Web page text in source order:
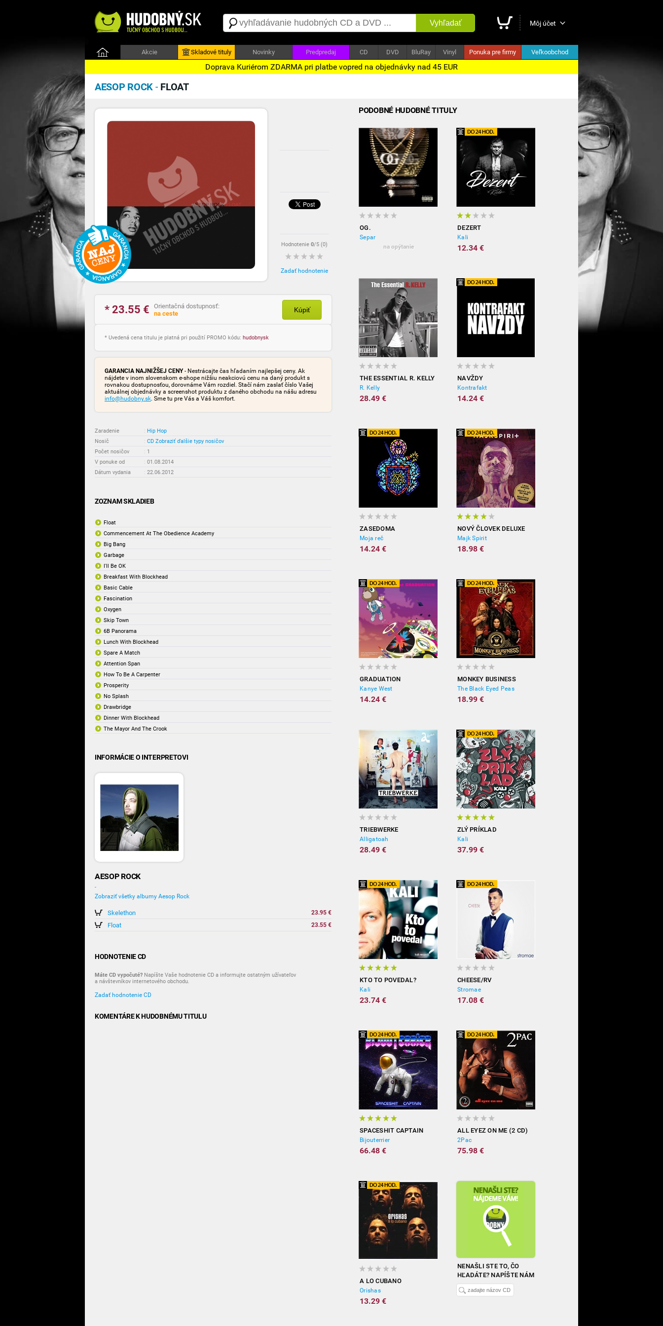
Vyhľadať Môj účet
Akcie Skladové tituly Novinky Predpredaj CD DVD BluRay Vinyl Ponuka pre firmy Veľkoobchod
Doprava Kuriérom ZDARMA pri platbe vopred na objednávky nad 45 EUR
AESOP ROCK - FLOAT
Hodnotenie 0/5 (0)
Zadať hodnotenie
* 23.55 €
Orientačná dostupnosť:
na ceste
Kúpiť
* Uvedená cena titulu je platná pri použití PROMO kódu: hudobnysk
GARANCIA NAJNIŽŠEJ CENY- Nestrácajte čas hľadaním najlepšej ceny. Ak
nájdete v inom slovenskom e-shope nižšiu neakciovú cenu na daný produkt s
rovnakou dostupnosťou, dorovnáme Vám rozdiel. Stačí nám zaslať číslo Vašej
aktuálnej objednávky a screenshot produktu z daného obchodu na nášu adresu
info@hudobny.sk. Sme tu pre Vás a Váš komfort.
Zaradenie : Hip Hop
Nosič
: CD Zobraziť ďalšie typy nosičov
Počet nosičov
: 1
V ponuke od
: 01.08.2014
Dátum vydania
: 22.06.2012
ZOZNAM SKLADIEB
Float
Commencement At The Obedience Academy
Big Bang
Garbage
I'll Be OK
Breakfast With Blockhead
Basic Cable
Fascination
Oxygen
Skip Town
6B Panorama
Lunch With Blockhead
Spare A Match
Attention Span
How To Be A Carpenter
Prosperity
No Splash
Drawbridge
Dinner With Blockhead
The Mayor And The Crook
INFORMÁCIE O INTERPRETOVI
AESOP ROCK
-
Zobraziť všetky albumy Aesop Rock
Skelethon 23.95 €
Float 23.55 €
HODNOTENIE CD
Máte CD vypočuté? Napíšte Vaše hodnotenie CD a informujte ostatným užívateľov
a návštevníkov internetového obchodu.
Zadať hodnotenie CD
KOMENTÁRE K HUDOBNÉMU TITULU
PODOBNÉ HUDOBNÉ TITULY
OG.
Separ
na opýtanie
DEZERT
Kali
12.34 €
THE ESSENTIAL R. KELLY
R. Kelly
28.49 €
NAVŽDY
Kontrafakt
14.24 €
ZASEDOMA
Moja reč
14.24 €
NOVÝ ČLOVEK DELUXE
Majk Spirit
18.98 €
GRADUATION
Kanye West
14.24 €
MONKEY BUSINESS
The Black Eyed Peas
18.99 €
TRIEBWERKE
Alligatoah
28.49 €
ZLÝ PRÍKLAD
Kali
37.99 €
KTO TO POVEDAL?
Kali
23.74 €
CHEESE/RV
Stromae
17.08 €
SPACESHIT CAPTAIN
Bijouterrier
66.48 €
ALL EYEZ ON ME (2 CD)
2Pac
75.98 €
A LO CUBANO
Orishas
13.29 €
NENAŠLI STE TO, ČO
HĽADÁTE? NAPÍŠTE NÁM